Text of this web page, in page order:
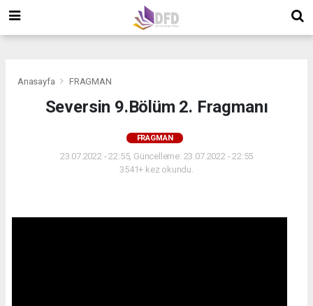
Anasayfa FRAGMAN
Seversin 9.Bölüm 2. Fragmanı
FRAGMAN
23.07.2022 - 22:55, Güncelleme: 23.07.2022 - 22:55
3541+ kez okundu.